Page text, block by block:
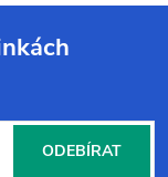
ODEBÍRAT